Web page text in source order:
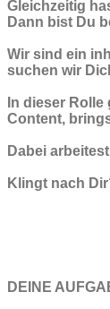
Gleichzeitig
Dann bist Du
Wir sind ein
suchen wir
In dieser
Content,
Dabei
Klingt nach
DEINE